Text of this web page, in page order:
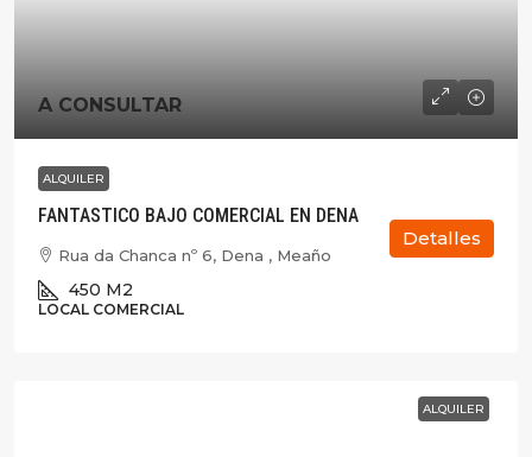
A CONSULTAR
ALQUILER
FANTASTICO BAJO COMERCIAL EN DENA
Rua da Chanca nº 6, Dena , Meaño
450 M2
LOCAL COMERCIAL
Detalles
ALQUILER